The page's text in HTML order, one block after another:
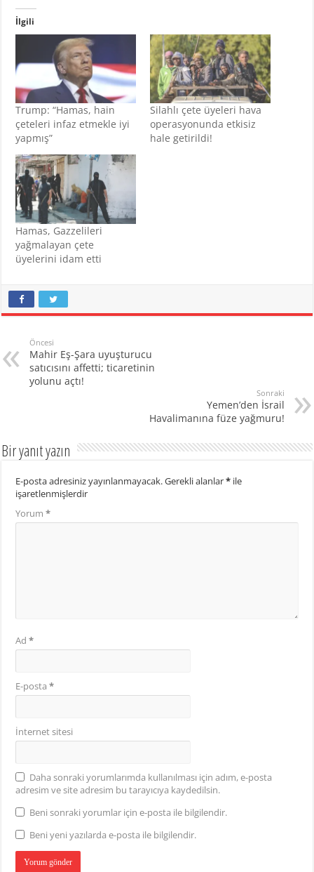
İlgili
Trump: “Hamas, hain
çeteleri infaz etmekle iyi
yapmış”
Silahlı çete üyeleri hava
operasyonunda etkisiz
hale getirildi!
Hamas, Gazzelileri
yağmalayan çete
üyelerini idam etti
Öncesi
Mahir Eş-Şara uyuşturucu
satıcısını affetti; ticaretinin
yolunu açtı!
Sonraki
Yemen’den İsrail
Havalimanına füze yağmuru!
Bir yanıt yazın
E-posta adresiniz yayınlanmayacak.Gerekli alanlar* ile
işaretlenmişlerdir
Yorum*
Ad*
E-posta*
İnternet sitesi
Daha sonraki yorumlarımda kullanılması için adım, e-posta
adresim ve site adresim bu tarayıcıya kaydedilsin.
Beni sonraki yorumlar için e-posta ile bilgilendir.
Beni yeni yazılarda e-posta ile bilgilendir.